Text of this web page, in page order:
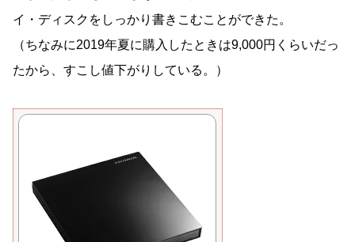
イ・ディスクをしっかり書きこむことができた。
（ちなみに2019年夏に購入したときは9,000円くらいだっ
たから、すこし値下がりしている。）